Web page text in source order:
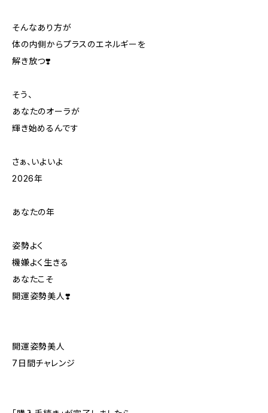
そんなあり方が
体の内側からプラスのエネルギーを
解き放つ❣️
そう、
あなたのオーラが
輝き始めるんです
さぁ、いよいよ
2026年
あなたの年
姿勢よく
機嫌よく生きる
あなたこそ
開運姿勢美人❣️
開運姿勢美人
7日間チャレンジ